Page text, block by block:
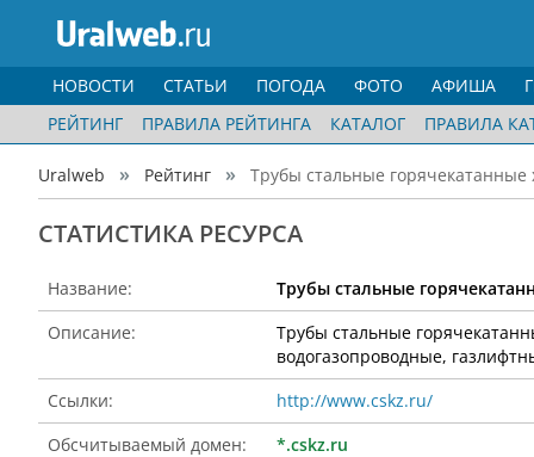
НОВОСТИ СТАТЬИ ПОГОДА ФОТО АФИША
РЕЙТИНГ
ПРАВИЛА РЕЙТИНГА КАТАЛОГ ПРАВИЛА
Uralweb Рейтинг Трубы стальные горячекатанные
CТАТИСТИКА РЕСУРСА
Название:
Трубы стальные
Описание:
Трубы стальные
водогазопроводные,
Ссылки:
http://www.cskz.ru/
Обсчитываемый домен:
*.cskz.ru